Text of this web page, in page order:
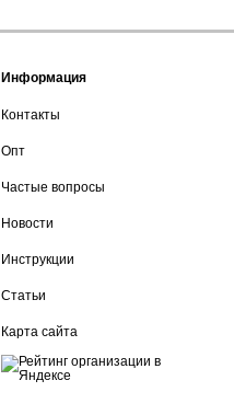
Информация
Контакты
Опт
Частые вопросы
Новости
Инструкции
Статьи
Карта сайта